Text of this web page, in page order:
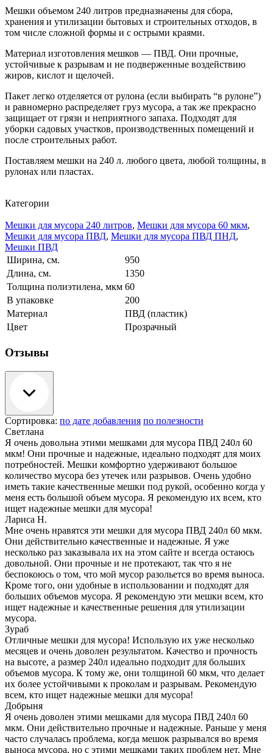
Мешки объемом 240 литров предназначены для сбора,
хранения и утилизации бытовых и строительных отходов, в
том числе сложной формы и с острыми краями.
Материал изготовления мешков — ПВД. Они прочные,
устойчивые к разрывам и не подверженные воздействию
жиров, кислот и щелочей.
Пакет легко отделяется от рулона (если выбирать “в рулоне”)
и равномерно распределяет груз мусора, а так же прекрасно
защищает от грязи и неприятного запаха. Подходят для
уборки садовых участков, производственных помещений и
после строительных работ.
Поставляем мешки на 240 л. любого цвета, любой толщины, в
рулонах или пластах.
Категории
Мешки для мусора 240 литров, Мешки для мусора 60 мкм,
Мешки для мусора ПВД, Мешки для мусора ПВД ПНД,
Мешки ПВД
Ширина, см.
950
Длина, см.
1350
Толщина полиэтилена, мкм 60
В упаковке
200
Материал
ПВД (пластик)
Цвет
Прозрачный
Отзывы
Сортировка: по дате добавления по полезности
Светлана
Я очень довольна этими мешками для мусора ПВД 240л 60
мкм! Они прочные и надежные, идеально подходят для моих
потребностей. Мешки комфортно удерживают большое
количество мусора без утечек или разрывов. Очень удобно
иметь такие качественные мешки под рукой, особенно когда у
меня есть большой объем мусора. Я рекомендую их всем, кто
ищет надежные мешки для мусора!
Лариса Н.
Мне очень нравятся эти мешки для мусора ПВД 240л 60 мкм.
Они действительно качественные и надежные. Я уже
несколько раз заказывала их на этом сайте и всегда остаюсь
довольной. Они прочные и не протекают, так что я не
беспокоюсь о том, что мой мусор разольется во время выноса.
Кроме того, они удобные в использовании и подходят для
больших объемов мусора. Я рекомендую эти мешки всем, кто
ищет надежные и качественные решения для утилизации
мусора.
Зураб
Отличные мешки для мусора! Использую их уже несколько
месяцев и очень доволен результатом. Качество и прочность
на высоте, а размер 240л идеально подходит для больших
объемов мусора. К тому же, они толщиной 60 мкм, что делает
их более устойчивыми к проколам и разрывам. Рекомендую
всем, кто ищет надежные мешки для мусора!
Добрыня
Я очень доволен этими мешками для мусора ПВД 240л 60
мкм. Они действительно прочные и надежные. Раньше у меня
часто случалась проблема, когда мешок разрывался во время
выноса мусора, но с этими мешками таких проблем нет. Мне